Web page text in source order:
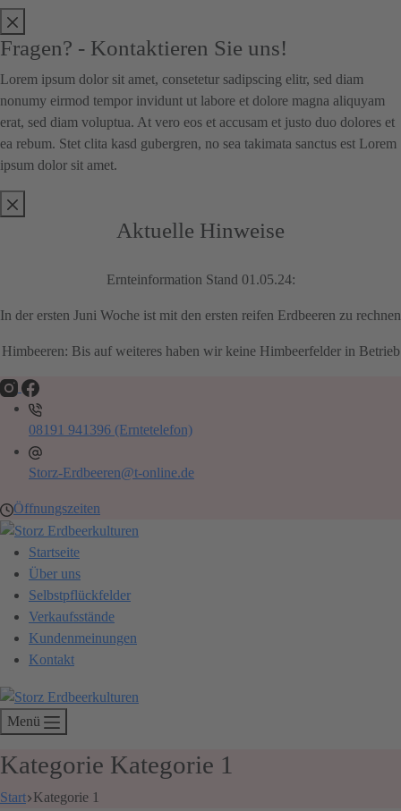
Fragen? - Kontaktieren Sie uns!
Lorem ipsum dolor sit amet, consetetur sadipscing elitr, sed diam
nonumy eirmod tempor invidunt ut labore et dolore magna aliquyam
erat, sed diam voluptua. At vero eos et accusam et justo duo dolores et
ea rebum. Stet clita kasd gubergren, no sea takimata sanctus est Lorem
ipsum dolor sit amet.
Aktuelle Hinweise
Ernteinformation Stand 01.05.24:
In der ersten Juni Woche ist mit den ersten reifen Erdbeeren zu rechnen
Himbeeren: Bis auf weiteres haben wir keine Himbeerfelder in Betrieb
08191 941396 (Erntetelefon)
Storz-Erdbeeren@t-online.de
Öffnungszeiten
Startseite
Über uns
Selbstpflückfelder
Verkaufsstände
Kundenmeinungen
Kontakt
Menü
Kategorie Kategorie 1
Start Kategorie 1